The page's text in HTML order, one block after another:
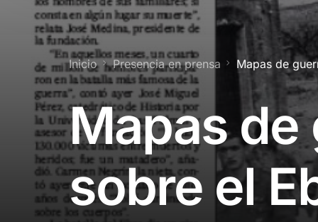
Presidente
Presidenta de Honor
Patronato y Consejo
Objetivos
Servicios
Inicio Presencia en prensa Mapas de
Mapas de
sobre el